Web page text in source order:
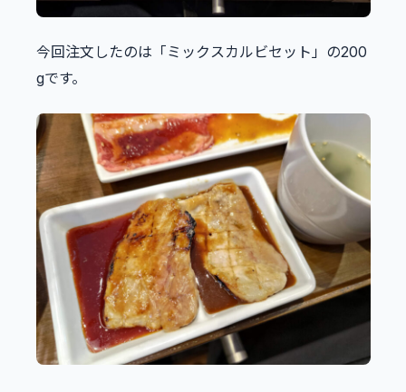
今回注文したのは「ミックスカルビセット」の200
gです。